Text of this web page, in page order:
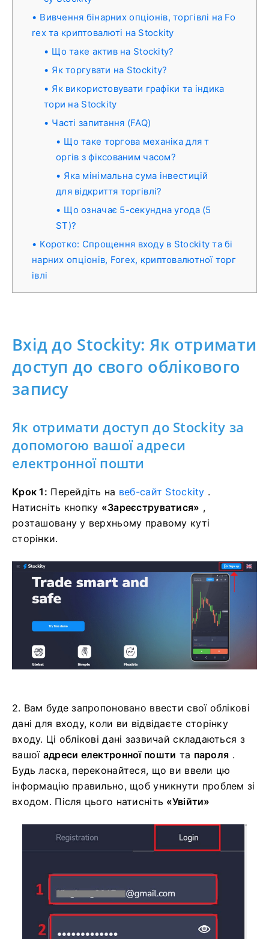
Вивчення бінарних опціонів, торгівлі на Fo
rex та криптовалюті на Stockity
Що таке актив на Stockity?
Як торгувати на Stockity?
Як використовувати графіки та індика
тори на Stockity
Часті запитання (FAQ)
Що таке торгова механіка для т
оргів з фіксованим часом?
Яка мінімальна сума інвестицій
для відкриття торгівлі?
Що означає 5-секундна угода (5
ST)?
Коротко: Спрощення входу в Stockity та бі
нарних опціонів, Forex, криптовалютної торг
івлі
Вхід до Stockity: Як отримати
доступ до свого облікового
запису
Як отримати доступ до Stockity за
допомогою вашої адреси
електронної пошти
Крок 1: Перейдіть на веб-сайт Stockity .
Натисніть кнопку «Зареєструватися» ,
розташовану у верхньому правому куті
сторінки.
2. Вам буде запропоновано ввести свої облікові
дані для входу, коли ви відвідаєте сторінку
входу. Ці облікові дані зазвичай складаються з
вашої адреси електронної пошти та пароля .
Будь ласка, переконайтеся, що ви ввели цю
інформацію правильно, щоб уникнути проблем зі
входом. Після цього натисніть «Увійти»